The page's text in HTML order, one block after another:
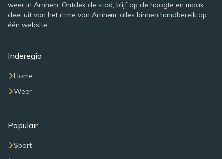
weer in Arnhem. Ontdek de stad, blijf op de hoogte en maak
deel uit van het ritme van Arnhem, alles binnen handbereik op
één website.
Inderegio
Home
Weer
Populair
Sport